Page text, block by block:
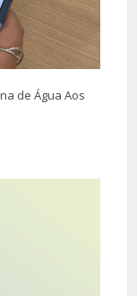
de Água Aos